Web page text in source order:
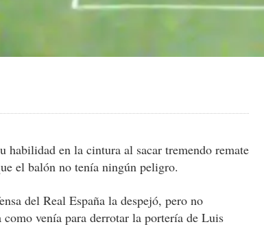
habilidad en la cintura al sacar tremendo remate
el balón no tenía ningún peligro.
del Real España la despejó, pero no
venía para derrotar la portería de Luis